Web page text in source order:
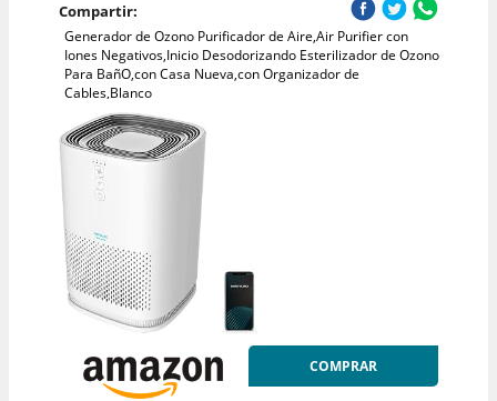
Compartir:
Generador de Ozono Purificador de Aire,Air Purifier con
Iones Negativos,Inicio Desodorizando Esterilizador de Ozono
Para BañO,con Casa Nueva,con Organizador de
Cables,Blanco
COMPRAR